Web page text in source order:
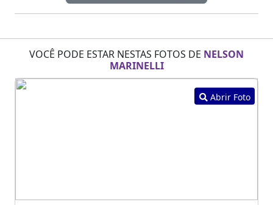
VOCÊ PODE ESTAR NESTAS FOTOS DE NELSON
MARINELLI
Abrir Foto